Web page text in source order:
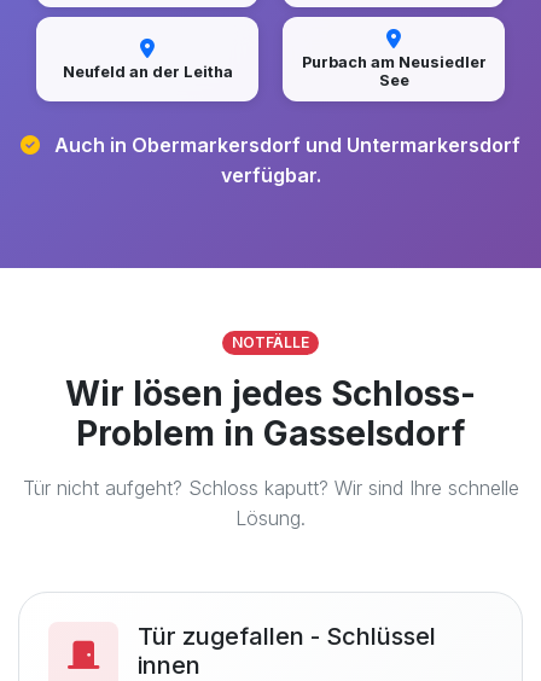
Neufeld an der Leitha
Purbach am Neusiedler
See
Auch in Obermarkersdorf und Untermarkersdorf
verfügbar.
NOTFÄLLE
Wir lösen jedes Schloss-
Problem in Gasselsdorf
Tür nicht aufgeht? Schloss kaputt? Wir sind Ihre schnelle
Lösung.
Tür zugefallen - Schlüssel
innen